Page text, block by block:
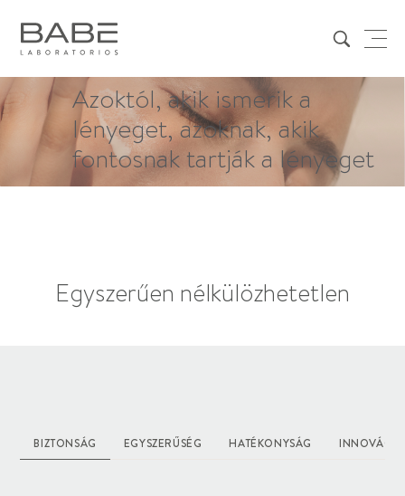
Azoktól, akik ismerik a
lényeget, azoknak, akik
fontosnak tartják a lényeget
Egyszerűen nélkülözhetetlen
BIZTONSÁG EGYSZERŰSÉG HATÉKONYSÁG INNOVÁCIÓ